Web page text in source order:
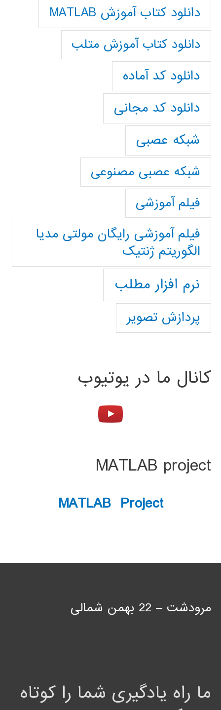
دانلود کتاب آموزش MATLAB
دانلود کتاب آموزش متلب
دانلود کد آماده
دانلود کد مجانی
شبکه عصبی
شبکه عصبی مصنوعی
فیلم آموزشی
فیلم آموزشی رایگان مولتی مدیا
الگوریتم ژنتیک
نرم افزار مطلب
پردازش تصویر
کانال ما در یوتیوب
MATLAB project
MATLAB Project
مرودشت – 22 بهمن شمالی
ما راه یادگیری شما را کوتاه